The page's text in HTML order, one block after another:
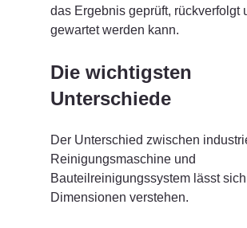
das Ergebnis geprüft, rückverfolgt
gewartet werden kann.
Die wichtigsten
Unterschiede
Der Unterschied zwischen
Reinigungsmaschine und
Bauteilreinigungssystem lässt
Dimensionen verstehen.